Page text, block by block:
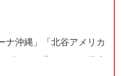
社割あり）
ナ沖縄」「北谷アメリカ
ビレッジ北口」から徒歩